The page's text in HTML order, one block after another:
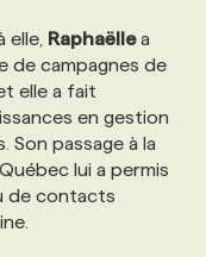
elle, Raphaëllea
de campagnes de
elle a fait
en gestion
passage à la
lui a permis
de contacts